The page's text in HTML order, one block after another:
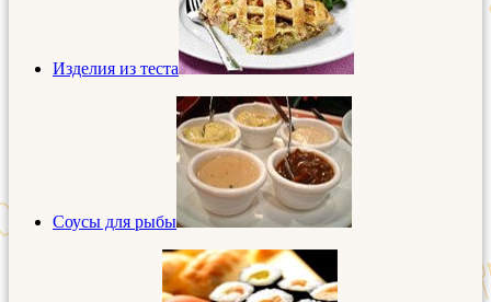
Изделия из теста
Соусы для рыбы